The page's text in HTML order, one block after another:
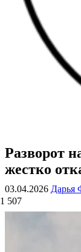
ВОЕННЫЕ
СТАТЬИ
Разворот
жестко
03.04.2026 Дарья
1 507